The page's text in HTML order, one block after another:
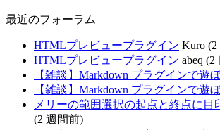
最近のフォーラム
HTMLプレビュープラグイン Kuro
HTMLプレビュープラグイン abeq (2
【雑談】Markdown プラグインで遊
【雑談】Markdown プラグインで遊
メリーの範囲選択の起点と終点に目
(2 週間前)